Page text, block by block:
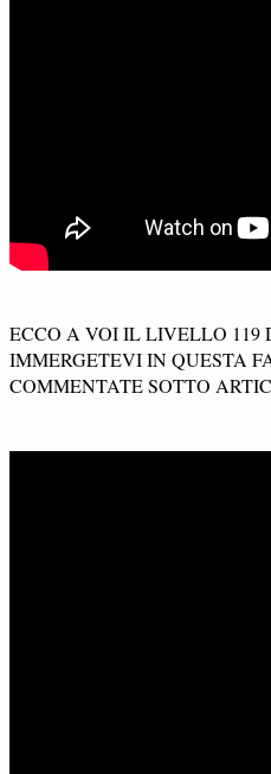
ECCO A VOI IL LIVELLO 119
IMMERGETEVI IN QUESTA
COMMENTATE SOTTO